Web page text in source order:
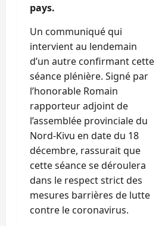
pays.
Un communiqué qui
intervient au lendemain
d’un autre confirmant cette
séance plénière. Signé par
l’honorable Romain
rapporteur adjoint de
l’assemblée provinciale du
Nord-Kivu en date du 18
décembre, rassurait que
cette séance se déroulera
dans le respect strict des
mesures barrières de lutte
contre le coronavirus.